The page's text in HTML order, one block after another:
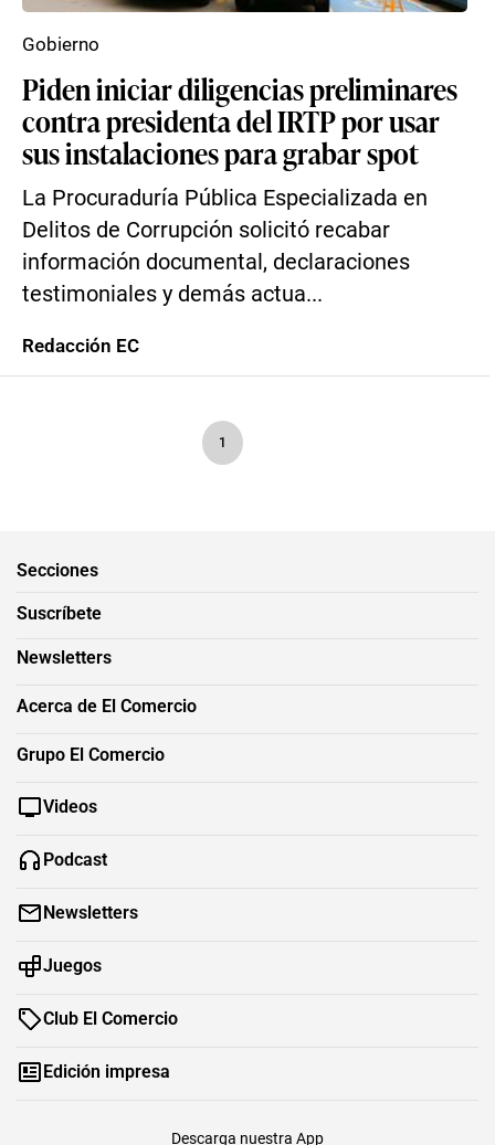
Piden iniciar diligencias preliminares
contra presidenta del IRTP por usar
sus instalaciones para grabar spot
La Procuraduría Pública Especializada en
Delitos de Corrupción solicitó recabar
información documental, declaraciones
testimoniales y demás actua...
Gobierno
Redacción EC
1
Secciones
Suscríbete
Newsletters
Acerca de El Comercio
Grupo El Comercio
Videos
Podcast
Newsletters
Juegos
Club El Comercio
Edición impresa
Descarga nuestra App